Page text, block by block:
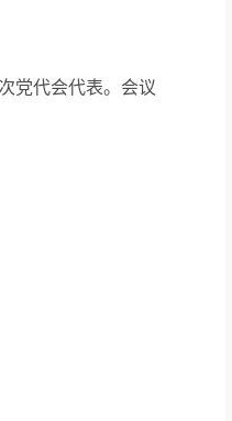
党代会代表。会议